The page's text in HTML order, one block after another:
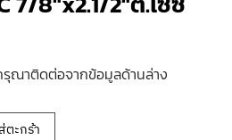
ณาติดต่อจากข้อมูลด้านล่าง
ตะกร้า